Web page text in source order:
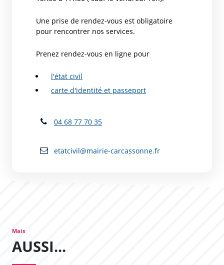
Une prise de rendez-vous est obligatoire
pour rencontrer nos services.
Prenez rendez-vous en ligne pour
l'état civil
carte d'identité et passeport
04 68 77 70 35
etatcivil@mairie-carcassonne.fr
Mais
AUSSI...